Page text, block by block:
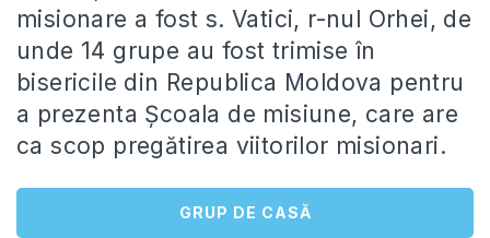
misionare a fost s. Vatici, r-nul Orhei, de
unde 14 grupe au fost trimise în
bisericile din Republica Moldova pentru
a prezenta Școala de misiune, care are
ca scop pregătirea viitorilor misionari.
GRUP DE CASĂ